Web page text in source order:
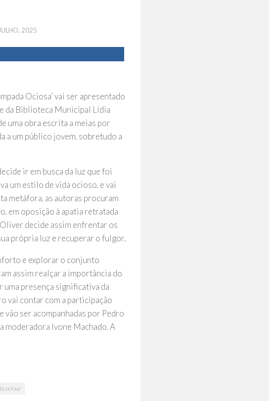
2025
Ociosa’ vai ser apresentado
da Biblioteca Municipal Lídia
uma obra escrita a meias por
a um público jovem, sobretudo a
ir em busca da luz que foi
um estilo de vida ocioso, e vai
metáfora, as autoras procuram
em oposição à apatia retratada
decide assim enfrentar os
própria luz e recuperar o fulgor.
e explorar o conjunto
assim realçar a importância do
presença significativa da
vai contar com a participação
vão ser acompanhadas por Pedro
moderadora Ivone Machado. A
ociosa'